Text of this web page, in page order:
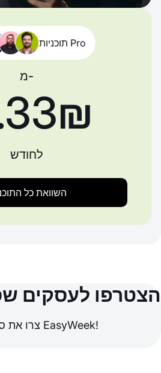
תוכניות Pro
מ-
‏8.33 ‏₪
לחודש
השוואת כל
הצטרפו לעסקים
צרו את סיפור ההצלחה שלכם עם EasyWeek!